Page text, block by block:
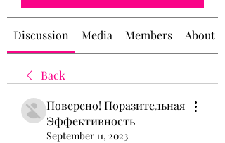
Discussion Media Members About
Back
Поверено! Поразительная
Эффективность
September 11, 2023